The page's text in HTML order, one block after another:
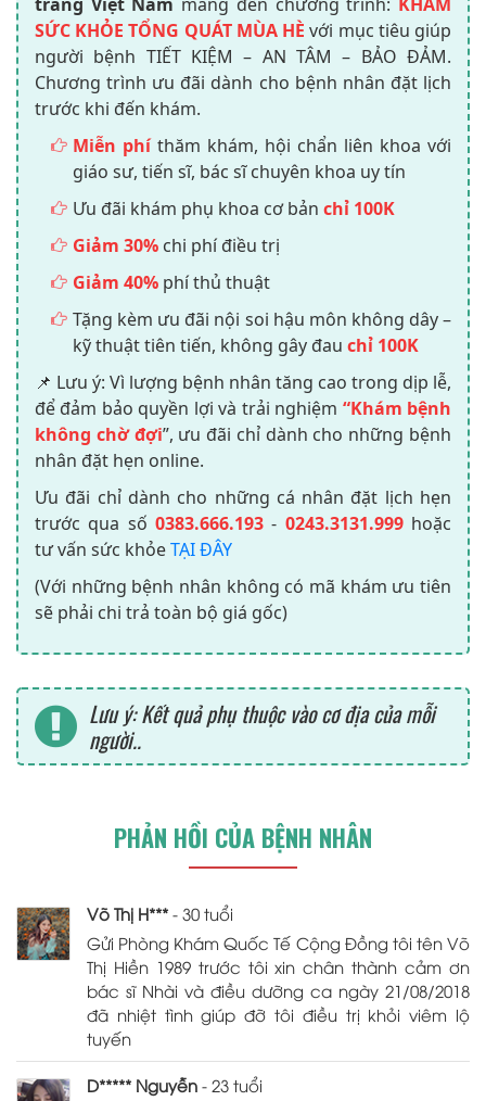
SỨC KHỎE TỔNG QUÁT MÙA HÈ với mục tiêu giúp
người bệnh TIẾT KIỆM – AN TÂM – BẢO ĐẢM.
Chương trình ưu đãi dành cho bệnh nhân đặt lịch
trước khi đến khám.
Miễn phíthăm khám, hội chẩn liên khoa với
giáo sư, tiến sĩ, bác sĩ chuyên khoa uy tín
Ưu đãi khám phụ khoa cơ bản chỉ 100K
Giảm 30% chi phí điều trị
Giảm 40% phí thủ thuật
Tặng kèm ưu đãi nội soi hậu môn không dây –
kỹ thuật tiên tiến, không gây đau chỉ 100K
📌 Lưu ý: Vì lượng bệnh nhân tăng cao trong dịp lễ,
để đảm bảo quyền lợi và trải nghiệm “Khám bệnh
không chờ đợi”, ưu đãi chỉ dành cho những bệnh
nhân đặt hẹn online.
Ưu đãi chỉ dành cho những cá nhân đặt lịch hẹn
trước qua số 0383.666.193 - 0243.3131.999hoặc
tư vấn sức khỏeTẠI ĐÂY
(Với những bệnh nhân không có mã khám ưu tiên
sẽ phải chi trả toàn bộ giá gốc)
Lưu ý: Kết quả phụ thuộc vào cơ địa của mỗi
người..
PHẢN HỒI CỦA BỆNH NHÂN
Võ Thị H*** - 30 tuổi
Gửi Phòng Khám Quốc Tế Cộng Đồng tôi tên Võ
Thị Hiền 1989 trước tôi xin chân thành cảm ơn
bác sĩ Nhài và điều dưỡng ca ngày 21/08/2018
đã nhiệt tình giúp đỡ tôi điều trị khỏi viêm lộ
tuyến
D***** Nguyễn - 23 tuổi